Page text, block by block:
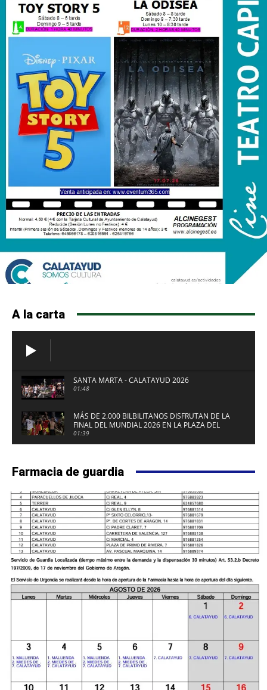
A la carta
SANTA MARTA - CALATAYUD 2026
01:48
MÁS DE 2.000 BILBILITANOS DISFRUTAN DE LA
FINAL DEL MUNDIAL 2026 EN LA PLAZA DEL
FUERTE DE CALATAYUD
01:39
Farmacia de guardia